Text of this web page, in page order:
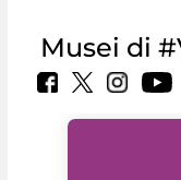
Musei di